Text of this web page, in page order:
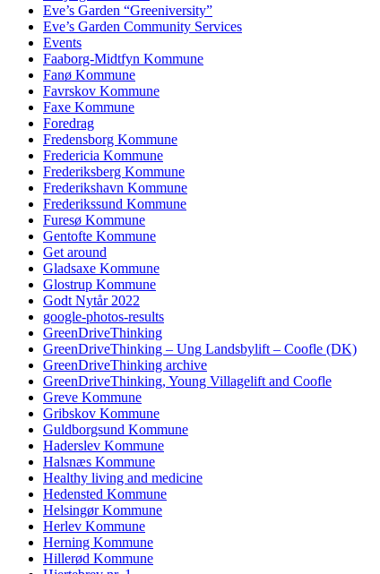
Eve’s Garden “Greeniversity”
Eve’s Garden Community Services
Events
Faaborg-Midtfyn Kommune
Fanø Kommune
Favrskov Kommune
Faxe Kommune
Foredrag
Fredensborg Kommune
Fredericia Kommune
Frederiksberg Kommune
Frederikshavn Kommune
Frederikssund Kommune
Furesø Kommune
Gentofte Kommune
Get around
Gladsaxe Kommune
Glostrup Kommune
Godt Nytår 2022
google-photos-results
GreenDriveThinking
GreenDriveThinking – Ung Landsbylift – Coofle (DK)
GreenDriveThinking archive
GreenDriveThinking, Young Villagelift and Coofle
Greve Kommune
Gribskov Kommune
Guldborgsund Kommune
Haderslev Kommune
Halsnæs Kommune
Healthy living and medicine
Hedensted Kommune
Helsingør Kommune
Herlev Kommune
Herning Kommune
Hillerød Kommune